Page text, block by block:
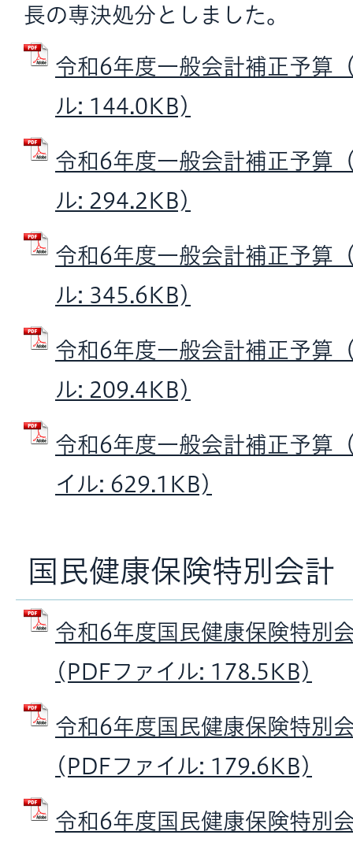
長の専決処分としました。
令和6年度一般会計補正予算
ル: 144.0KB)
令和6年度一般会計補正予算
ル: 294.2KB)
令和6年度一般会計補正予算
ル: 345.6KB)
令和6年度一般会計補正予算
ル: 209.4KB)
令和6年度一般会計補正予算
イル: 629.1KB)
国民健康保険特別会計
令和6年度国民健康保険特別
(PDFファイル: 178.5KB)
令和6年度国民健康保険特別
(PDFファイル: 179.6KB)
令和6年度国民健康保険特別